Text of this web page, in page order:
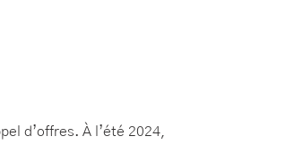
d’offres. À l’été 2024,